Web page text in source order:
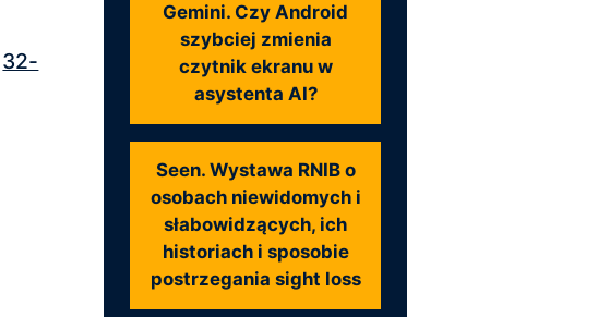
32-
Gemini. Czy Android
szybciej zmienia
czytnik ekranu w
asystenta AI?
Seen. Wystawa RNIB o
osobach niewidomych i
słabowidzących, ich
historiach i sposobie
postrzegania sight loss